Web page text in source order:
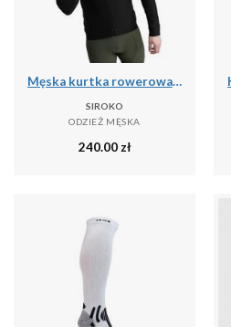
Męska kurtka rowerowa softshell Kolarstwo Siroko J1 Furkapass
SIROKO
ODZIEŻ MĘSKA
240.00zł